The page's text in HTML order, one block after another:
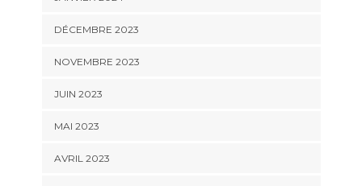
DÉCEMBRE 2023
NOVEMBRE 2023
JUIN 2023
MAI 2023
AVRIL 2023